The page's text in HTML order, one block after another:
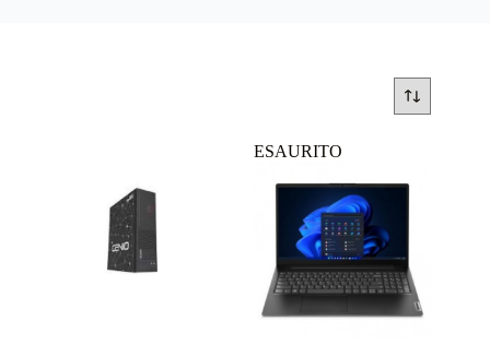
ESAURITO